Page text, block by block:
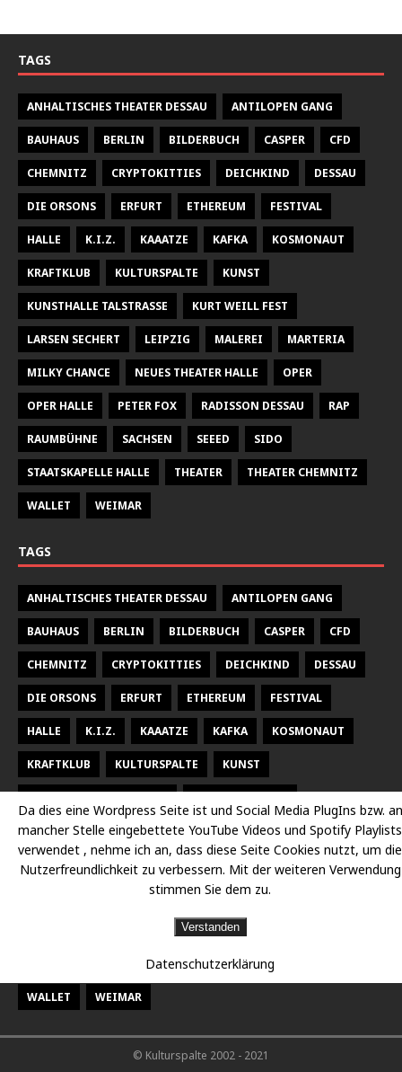
TAGS
ANHALTISCHES THEATER DESSAU ANTILOPEN GANG
BAUHAUS BERLIN BILDERBUCH CASPER CFD
CHEMNITZ CRYPTOKITTIES DEICHKIND DESSAU
DIE ORSONS ERFURT ETHEREUM FESTIVAL
HALLE K.I.Z. KAAATZE KAFKA KOSMONAUT
KRAFTKLUB KULTURSPALTE KUNST
KUNSTHALLE TALSTRASSE KURT WEILL FEST
LARSEN SECHERT LEIPZIG MALEREI MARTERIA
MILKY CHANCE NEUES THEATER HALLE OPER
OPER HALLE PETER FOX RADISSON DESSAU RAP
RAUMBÜHNE SACHSEN SEEED SIDO
STAATSKAPELLE HALLE THEATER THEATER CHEMNITZ
WALLET WEIMAR
TAGS
ANHALTISCHES THEATER DESSAU ANTILOPEN GANG
BAUHAUS BERLIN BILDERBUCH CASPER CFD
CHEMNITZ CRYPTOKITTIES DEICHKIND DESSAU
DIE ORSONS ERFURT ETHEREUM FESTIVAL
HALLE K.I.Z. KAAATZE KAFKA KOSMONAUT
KRAFTKLUB KULTURSPALTE KUNST
LARSEN SECHERT LEIPZIG MALEREI MARTERIA
MILKY CHANCE NEUES THEATER HALLE OPER
PETER FOX RADISSON DESSAU
SEEED
STAATSKAPELLE HALLE THEATER THEATER CHEMNITZ
WALLET WEIMAR
© Kulturspalte 2002 - 2021
Da dies eine Wordpress Seite ist und Social Media PlugIns bzw. an
mancher Stelle eingebettete YouTube Videos und Spotify Playlists
verwendet , nehme ich an, dass diese Seite Cookies nutzt, um die
Nutzerfreundlichkeit zu verbessern. Mit der weiteren Verwendung
stimmen Sie dem zu.
Verstanden
Datenschutzerklärung